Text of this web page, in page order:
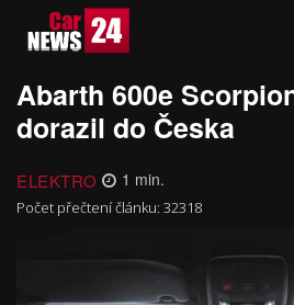
Abarth 600e
dorazil do Česka
ELEKTRO 1 min.
Počet přečtení článku: 32318